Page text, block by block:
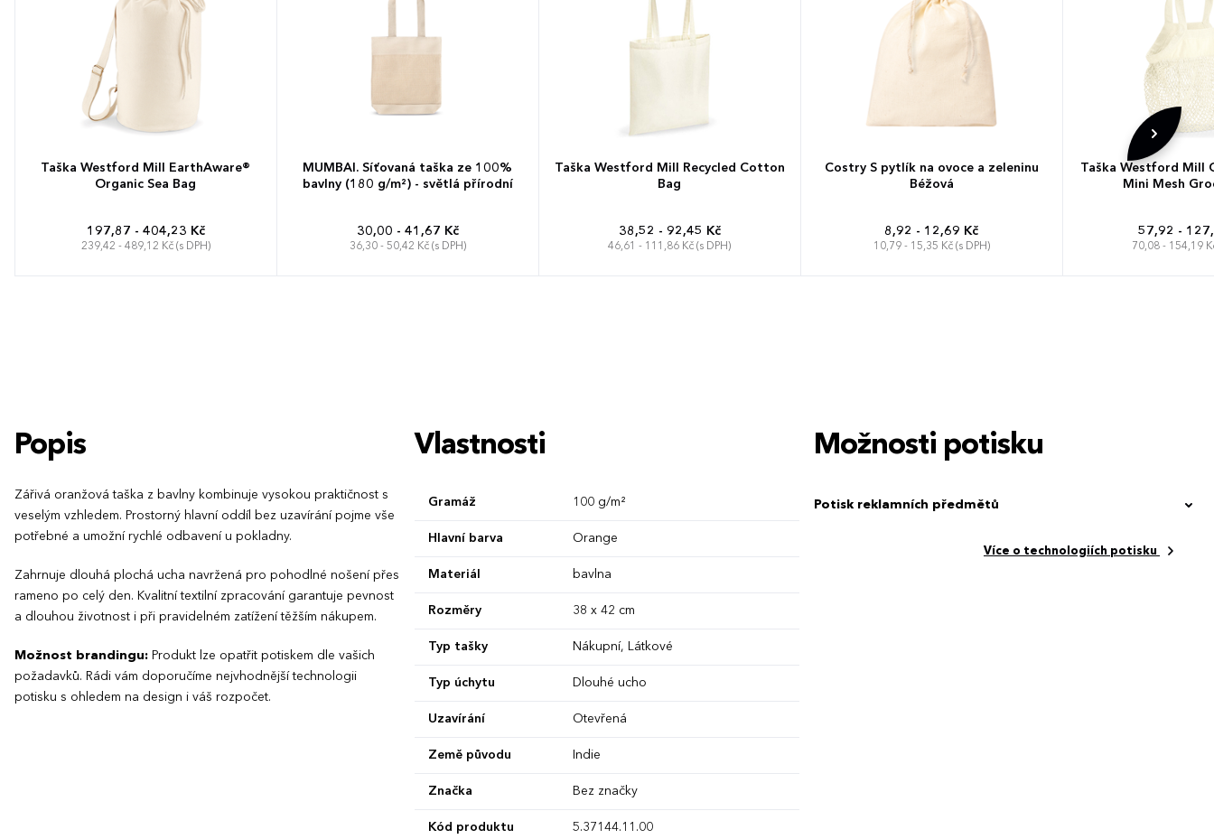
Taška Westford Mill EarthAware®
Organic Sea Bag
197,87 - 404,23 Kč
239,42 - 489,12 Kč (s DPH)
MUMBAI. Síťovaná taška ze 100%
bavlny (180 g/m²) - světlá přírodní
30,00 - 41,67 Kč
36,30 - 50,42 Kč (s DPH)
Taška Westford Mill Recycled Cotton
Bag
38,52 - 92,45 Kč
46,61 - 111,86 Kč (s DPH)
Costry S pytlík na ovoce a zeleninu
Béžová
8,92 - 12,69 Kč
10,79 - 15,35 Kč (s DPH)
Taška Westford Mill
Mini Mesh
57,92 -
70,08 - 154,19
Popis
Zářivá oranžová taška z bavlny kombinuje vysokou praktičnost s
veselým vzhledem. Prostorný hlavní oddíl bez uzavírání pojme vše
potřebné a umožní rychlé odbavení u pokladny.
Zahrnuje dlouhá plochá ucha navržená pro pohodlné nošení přes
rameno po celý den. Kvalitní textilní zpracování garantuje pevnost
a dlouhou životnost i při pravidelném zatížení těžším nákupem.
Možnost brandingu: Produkt lze opatřit potiskem dle vašich
požadavků. Rádi vám doporučíme nejvhodnější technologii
potisku s ohledem na design i váš rozpočet.
Vlastnosti
Gramáž 100 g/m²
Hlavní barva Orange
Materiál bavlna
Rozměry 38 x 42 cm
Typ tašky Nákupní, Látkové
Typ úchytu Dlouhé ucho
Uzavírání Otevřená
Země původu Indie
Značka Bez značky
Kód produktu 5.37144.11.00
Možnosti potisku
Potisk reklamních předmětů
Více o technologiích potisku